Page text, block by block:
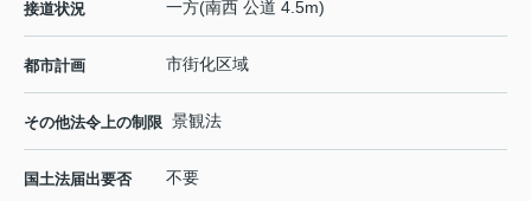
接道状況 一方(南西 公道 4.5m)
都市計画 市街化区域
その他法令上の制限 景観法
国土法届出要否 不要